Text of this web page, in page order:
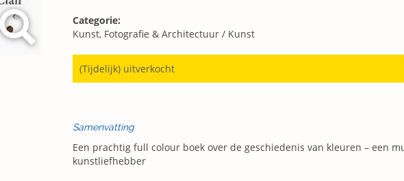
Categorie:
Kunst, Fotografie & Architectuur / Kunst
(Tijdelijk) uitverkocht
Samenvatting
Een prachtig full colour boek over de geschiedenis van kleuren – een
kunstliefhebber